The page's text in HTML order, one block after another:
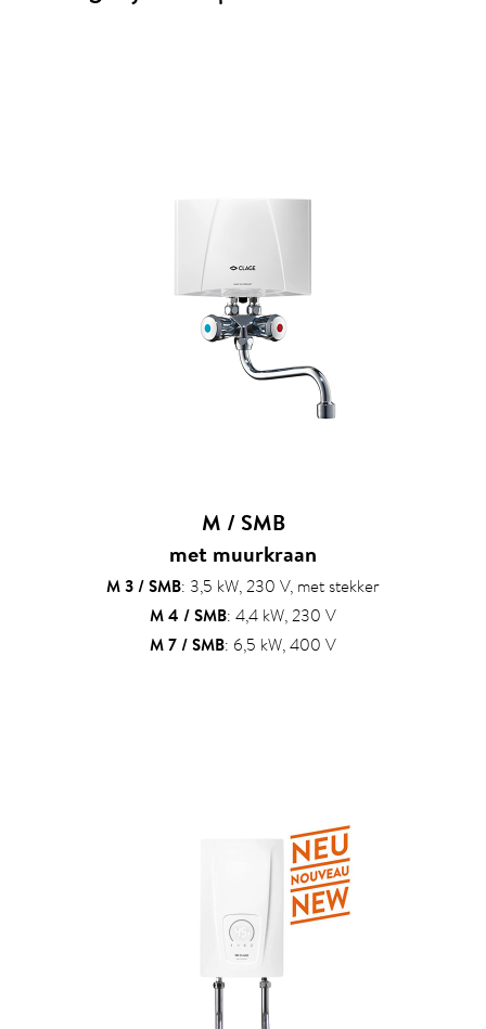
M / SMB
met muurkraan
M 3 / SMB: 3,5 kW, 230 V, met stekker
M 4 / SMB: 4,4 kW, 230 V
M 7 / SMB: 6,5 kW, 400 V